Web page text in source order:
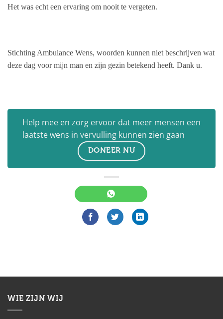
Het was echt een ervaring om nooit te vergeten.
Stichting Ambulance Wens, woorden kunnen niet beschrijven wat
deze dag voor mijn man en zijn gezin betekend heeft. Dank u.
Help mee en zorg ervoor dat meer mensen een
laatste wens in vervulling kunnen zien gaan
DONEER NU
WIE ZIJN WIJ